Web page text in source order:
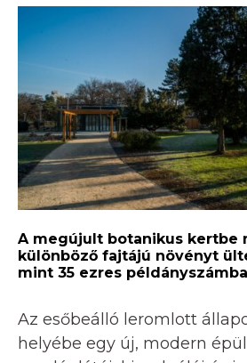
A megújult botanikus kertbe
különböző fajtájú növényt
mint 35 ezres
Az esőbeálló leromlott
helyébe egy új, modern